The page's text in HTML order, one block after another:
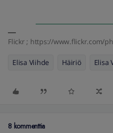
Flickr ; https://www.flickr.com/
Elisa Viihde Häiriö Elisa
8 kommenttia